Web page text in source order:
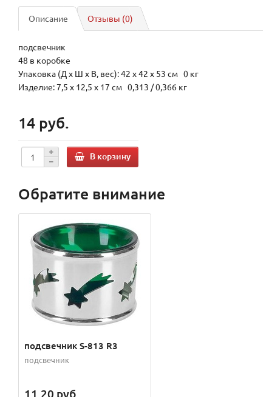
Описание Отзывы (0)
подсвечник
48 в коробке
Упаковка (Д х Ш х В, вес): 42 x 42 x 53 см 0 кг
Изделие: 7,5 x 12,5 x 17 см 0,313 / 0,366 кг
14 руб.
В корзину
Обратите внимание
подсвечник S-813 R3
подсвечник
11.20 руб.